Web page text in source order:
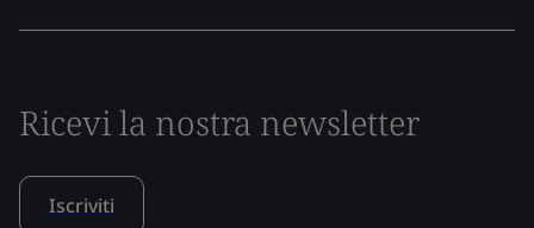
Ricevi la nostra newsletter
Iscriviti